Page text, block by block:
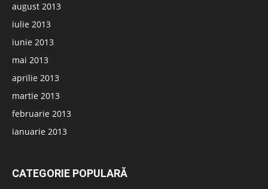
august 2013
iulie 2013
iunie 2013
mai 2013
aprilie 2013
martie 2013
februarie 2013
ianuarie 2013
CATEGORIE POPULARĂ